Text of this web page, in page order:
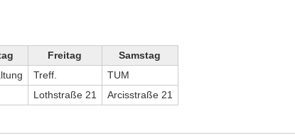
Freitag
Samstag
Treff.
TUM
Lothstraße 21 Arcisstraße 21